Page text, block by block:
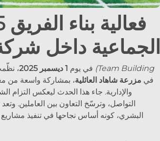
فعالية بناء الفريق
الجماعية داخل
في يوم 1 ديسمبر 2025 ،
(Team Building
في مزرعة شاهاد العائلية، بمشاركة واسعة من
والإدارية. جاء هذا الحدث ليعكس التزام
التواصل، وترسّخ التعاون بين العاملين.
البشري، كونه أساس نجاحها في تنفيذ مشاريع